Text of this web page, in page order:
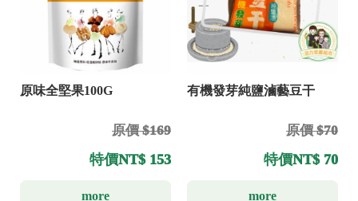
原味全堅果100G
原價 $169
特價NT$ 153
more
有機發芽純鹽滷藝豆干
原價 $70
特價NT$ 70
more